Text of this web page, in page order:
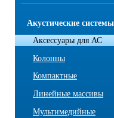
Акустические системы
Аксессуары для АС
Колонны
Компактные
Линейные массивы
Мультимедийные